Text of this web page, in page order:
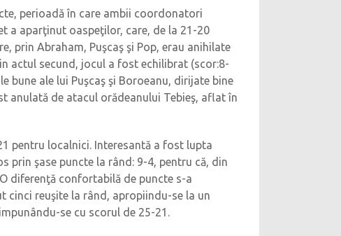
perioadă în care ambii coordonatori
a aparţinut oaspeţilor, care, de la 21-20
prin Abraham, Puşcaş şi Pop, erau anihilate
actul secund, jocul a fost echilibrat (scor:8-
bune ale lui Puşcaş şi Boroeanu, dirijate bine
anulată de atacul orădeanului Tebieş, aflat în
pentru localnici. Interesantă a fost lupta
prin şase puncte la rând: 9-4, pentru că, din
diferenţă confortabilă de puncte s-a
cinci reuşite la rând, apropiindu-se la un
se cu scorul de 25-21.